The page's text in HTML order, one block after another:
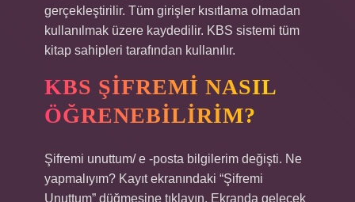
gerçekleştirilir. Tüm girişler kısıtlama olmadan
kullanılmak üzere kaydedilir. KBS sistemi tüm
kitap sahipleri tarafından kullanılır.
KBS ŞIFREMI NASIL
ÖĞRENEBILIRIM?
Şifremi unuttum/ e -posta bilgilerim değişti. Ne
yapmalıyım? Kayıt ekranındaki “Şifremi
Unuttum” düğmesine tıklayın. Ekranda gelecek